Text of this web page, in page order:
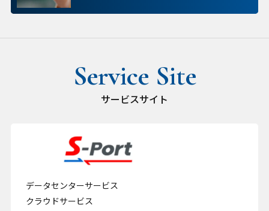
サービスサイト
データセンターサービス
クラウドサービス